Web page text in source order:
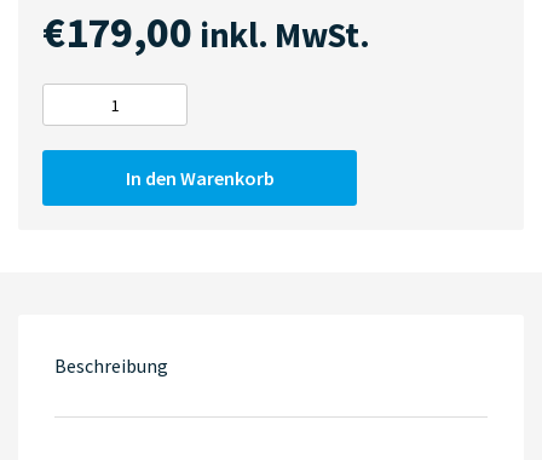
€179,00 inkl. MwSt.
FRITZ!Box
In den Warenkorb
Beschreibung